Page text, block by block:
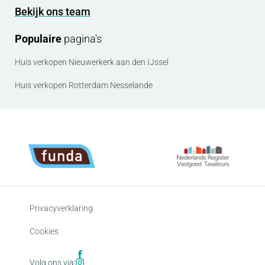
Bekijk ons team
Populaire pagina's
Huis verkopen Nieuwerkerk aan den IJssel
Huis verkopen Rotterdam Nesselande
Privacyverklaring
Cookies
Volg ons via: